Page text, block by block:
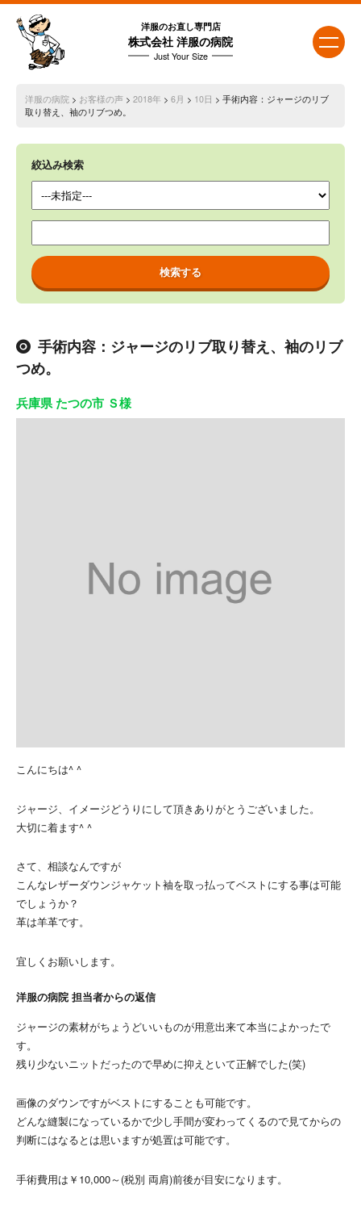
洋服のお直し専門店
株式会社 洋服の病院
Just Your Size
洋服の病院 > お客様の声> 2018年 > 6月 > 10日 > 手術内容：ジャージのリブ
取り替え、袖のリブつめ。
絞込み検索
手術内容：ジャージのリブ取り替え、袖のリブ
つめ。
兵庫県 たつの市 Ｓ様
こんにちは^ ^
ジャージ、イメージどうりにして頂きありがとうございました。
大切に着ます^ ^
さて、相談なんですが
こんなレザーダウンジャケット袖を取っ払ってベストにする事は可能
でしょうか？
革は羊革です。
宜しくお願いします。
洋服の病院 担当者からの返信
ジャージの素材がちょうどいいものが用意出来て本当によかったで
す。
残り少ないニットだったので早めに抑えといて正解でした(笑)
画像のダウンですがベストにすることも可能です。
どんな縫製になっているかで少し手間が変わってくるので見てからの
判断にはなるとは思いますが処置は可能です。
手術費用は￥10,000～(税別 両肩)前後が目安になります。